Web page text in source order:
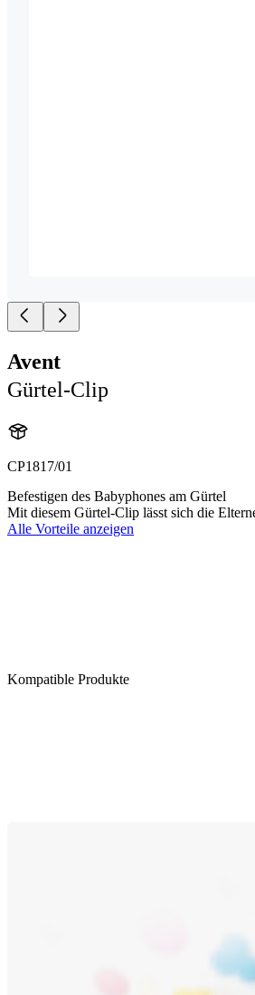
Avent
Gürtel-Clip
CP1817/01
Befestigen des Babyphones am Gürtel
Mit diesem Gürtel-Clip lässt sich die
Alle Vorteile anzeigen
Kompatible Produkte